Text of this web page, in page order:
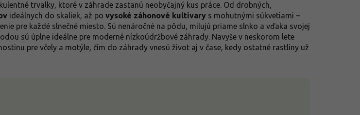
trvalky, ktoré v záhrade zastanú neobyčajný kus práce. Od drobných,
ideálnych do skaliek, až po vysoké záhonové kultivary s mohutnými súkvetiami –
pre každé slnečné miesto. Sú nenáročné na pôdu, milujú priame slnko a vďaka svojej
sú úplne ideálne pre moderné nízkoúdržbové záhrady. Navyše v neskorom lete
pre včely a motýle, čím do záhrady vnesú život aj v čase, kedy ostatné rastliny už